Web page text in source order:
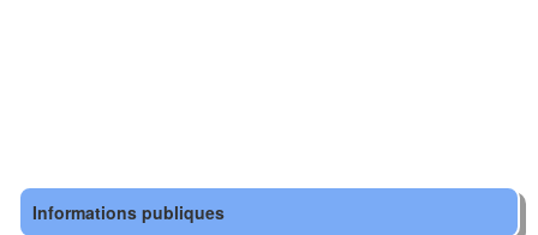
Informations publiques